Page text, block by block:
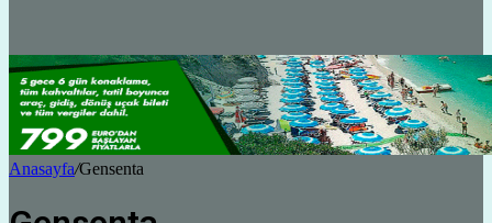
Anasayfa/Gensenta